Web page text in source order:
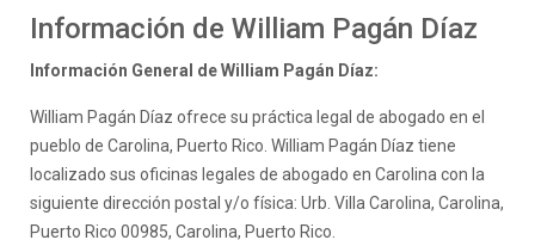
Información de William Pagán Díaz
Información General de William Pagán Díaz:
William Pagán Díaz ofrece su práctica legal de abogado en el
pueblo de Carolina, Puerto Rico. William Pagán Díaz tiene
localizado sus oficinas legales de abogado en Carolina con la
siguiente dirección postal y/o física: Urb. Villa Carolina, Carolina,
Puerto Rico 00985, Carolina, Puerto Rico.